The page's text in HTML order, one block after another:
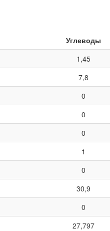
Углеводы
1,45
7,8
0
0
0
1
0
30,9
0
27,797